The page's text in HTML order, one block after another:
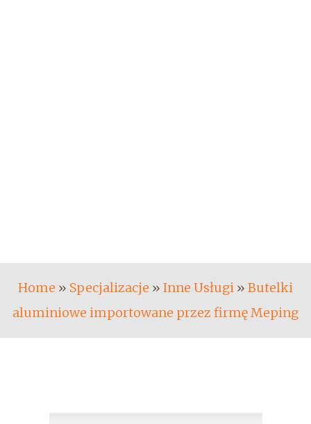
Home » Specjalizacje » Inne Usługi » Butelki
aluminiowe importowane przez firmę Meping